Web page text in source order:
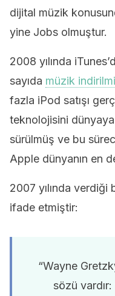
dijital müzik
yine Jobs olmuştur.
2008 yılında
sayıda müzik
fazla iPod satışı
teknolojisini
sürülmüş ve bu
Apple dünyanın en
2007 yılında verdiği
ifade etmiştir:
“Wayne
sözü vardır: